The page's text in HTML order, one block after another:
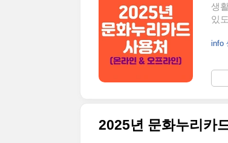
생
있
변
보
결
info
2025년 문화누리카